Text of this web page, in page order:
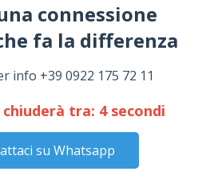
connessione
fa la differenza​
info +39 0922 175 72 11
chiuderà tra: 3secondi
su Whatsapp
messaggio del Sindaco Zambito
Novembre 22, 2020
stampa, terzo appuntamento
Giacinto Pipitone
Agosto 04, 2026